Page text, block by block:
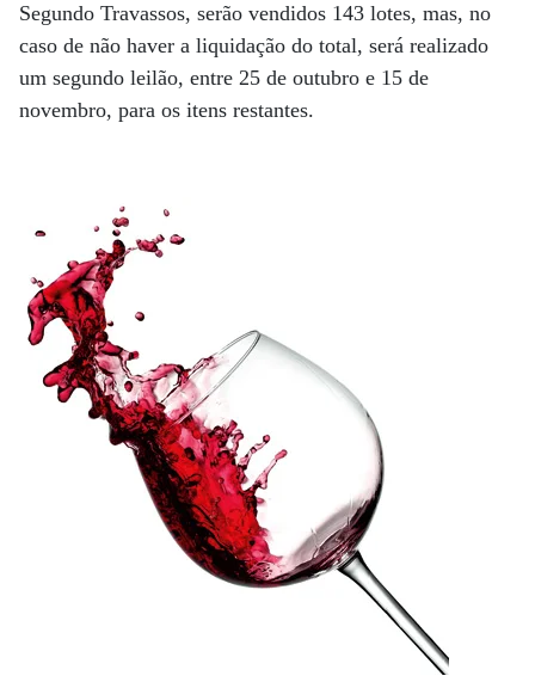
Segundo Travassos, serão vendidos 143 lotes, mas, no
caso de não haver a liquidação do total, será realizado
um segundo leilão, entre 25 de outubro e 15 de
novembro, para os itens restantes.